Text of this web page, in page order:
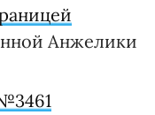
Анжелики